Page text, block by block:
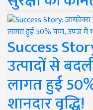
Success
उत्पादों से
लागत हुई
शानदार वृद्धि!